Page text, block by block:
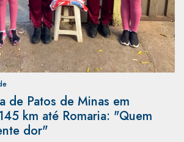
de Patos de Minas em
km até Romaria: "Quem
dor"